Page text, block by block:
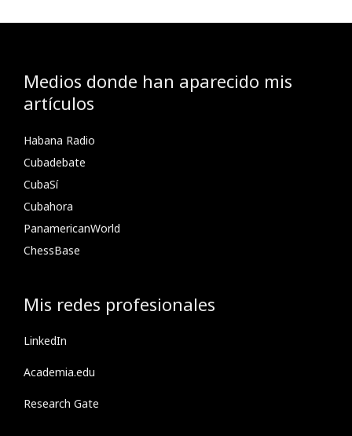
Medios donde han aparecido mis
artículos
Habana Radio
Cubadebate
CubaSí
Cubahora
PanamericanWorld
ChessBase
Mis redes profesionales
LinkedIn
Academia.edu
Research Gate